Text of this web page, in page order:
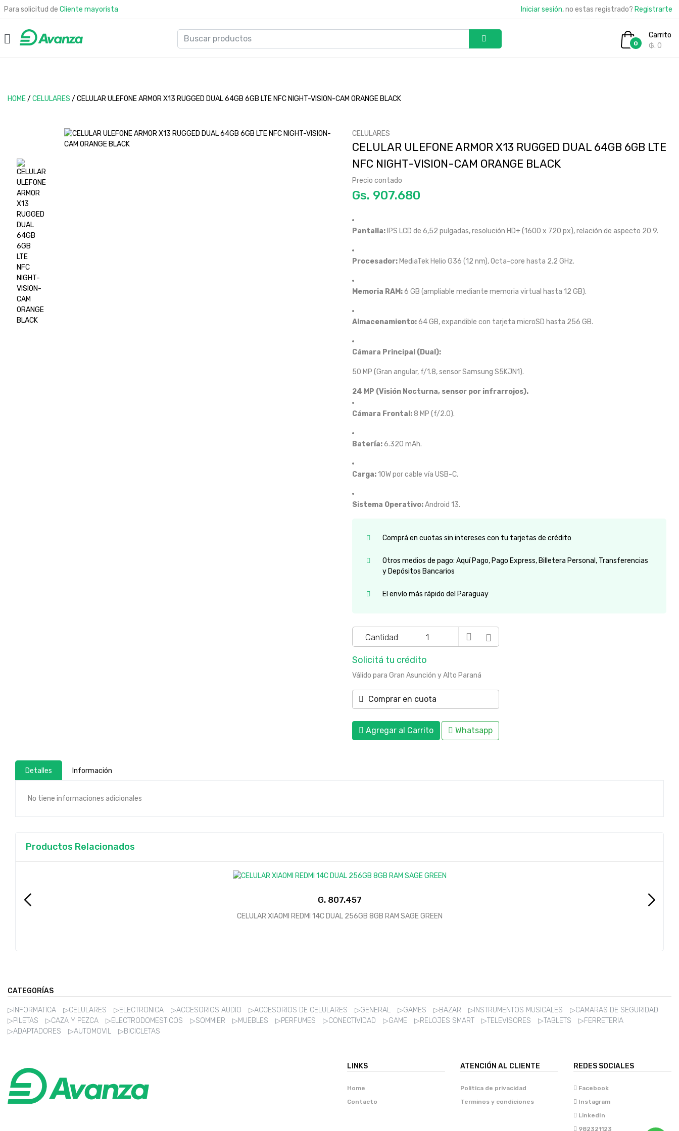
Para solicitud de Cliente mayorista Iniciar sesión, no estas registrado? Registrarte
0
Carrito
₲. 0
HOME/ CELULARES / CELULAR ULEFONE ARMOR X13 RUGGED DUAL 64GB 6GB LTE NFC NIGHT-VISION-CAM ORANGE BLACK
CELULARES
CELULAR ULEFONE ARMOR X13 RUGGED DUAL 64GB 6GB LTE
NFC NIGHT-VISION-CAM ORANGE BLACK
Precio contado
Gs.
Pantalla: IPS LCD de 6,52 pulgadas, resolución HD+ (1600 x 720 px), relación de aspecto 20:9.
Procesador: MediaTek Helio G36 (12 nm), Octa-core hasta 2.2 GHz.
Memoria RAM:6 GB (ampliable mediante memoria virtual hasta 12 GB).
Almacenamiento:64 GB, expandible con tarjeta microSD hasta 256 GB.
Cámara Principal (Dual):
50 MP (Gran angular, f/1.8, sensor Samsung S5KJN1).
24 MP (Visión Nocturna, sensor por infrarrojos).
Cámara Frontal:8 MP (f/2.0).
Batería:6.320 mAh.
Carga:10W por cable vía USB-C.
Sistema Operativo:Android 13.
Comprá en cuotas sin intereses con tu tarjetas de crédito
Otros medios de pago: Aquí Pago, Pago Express, Billetera Personal, Transferencias
y Depósitos Bancarios
El envío más rápido del Paraguay
Cantidad:
Solicitá tu crédito
Válido para Gran Asunción y Alto Paraná
Comprar en cuota
Agregar al Carrito Whatsapp
Detalles Información
No tiene informaciones adicionales
Productos Relacionados
G.
CELULAR XIAOMI REDMI 14C DUAL 256GB 8GB RAM SAGE GREEN
CATEGORÍAS
▷INFORMATICA ▷CELULARES ▷ELECTRONICA ▷ACCESORIOS AUDIO ▷ACCESORIOS DE CELULARES ▷GENERAL ▷GAMES ▷BAZAR ▷INSTRUMENTOS MUSICALES
▷CAMARAS DE SEGURIDAD
▷PILETAS
▷CAZA Y PEZCA ▷ELECTRODOMESTICOS ▷SOMMIER ▷MUEBLES ▷PERFUMES ▷CONECTIVIDAD ▷GAME ▷RELOJES SMART ▷TELEVISORES ▷TABLETS
▷FERRETERIA
▷ADAPTADORES
▷AUTOMOVIL ▷BICICLETAS
LINKS
Home
Contacto
ATENCIÓN AL CLIENTE
Politica de privacidad
Terminos y condiciones
REDES SOCIALES
Facebook
Instagram
LinkedIn
982321123